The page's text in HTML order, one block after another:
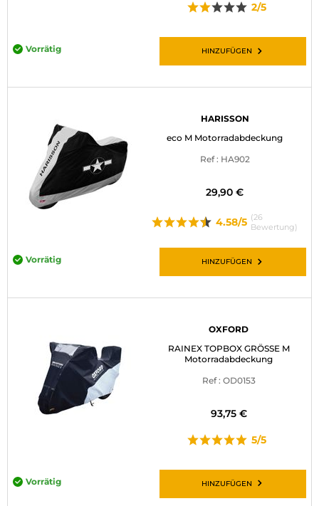
2/5
Vorrätig HINZUFÜGEN
HARISSON
eco M Motorradabdeckung
Ref : HA902
29,90 €
4.58/5 (26
Bewertung)
Vorrätig HINZUFÜGEN
OXFORD
RAINEX TOPBOX GRÖSSE M
Motorradabdeckung
Ref : OD0153
93,75 €
5/5
Vorrätig HINZUFÜGEN